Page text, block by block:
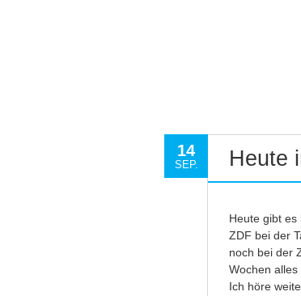
14
SEP. Heute
Heute gibt es
ZDF bei der
noch bei der
Wochen
Ich höre